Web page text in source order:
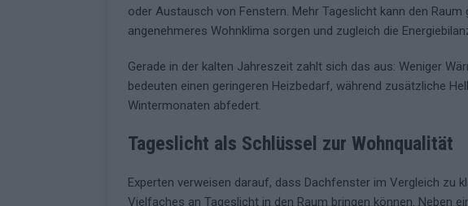
oder Austausch von Fenstern. Mehr Tageslicht kann den
angenehmeres Wohnklima sorgen und zugleich die
Gerade in der kalten Jahreszeit zahlt sich das aus: Weniger
bedeuten einen geringeren Heizbedarf, während zusätzliche
Wintermonaten abfedert.
Tageslicht als Schlüssel zur Wohnqualität
Experten verweisen darauf, dass Dachfenster im Vergleich zu
Vielfaches an Tageslicht in den Raum bringen können. Neben